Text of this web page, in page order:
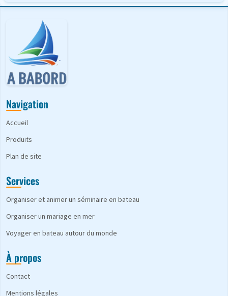
Navigation
Accueil
Produits
Plan de site
Services
Organiser et animer un séminaire en bateau
Organiser un mariage en mer
Voyager en bateau autour du monde
À propos
Contact
Mentions légales